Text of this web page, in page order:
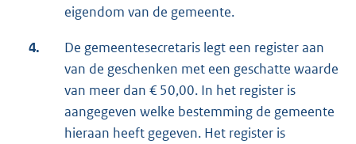
eigendom van de gemeente.
4.
De gemeentesecretaris legt een register aan
van de geschenken met een geschatte waarde
van meer dan € 50,00. In het register is
aangegeven welke bestemming de gemeente
hieraan heeft gegeven. Het register is